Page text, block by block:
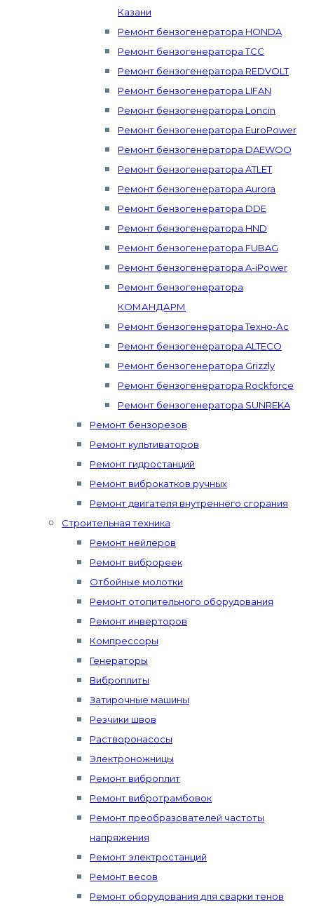
Казани
Ремонт бензогенератора HONDA
Ремонт бензогенератора ТСС
Ремонт бензогенератора REDVOLT
Ремонт бензогенератора LIFAN
Ремонт бензогенератора Loncin
Ремонт бензогенератора EuroPower
Ремонт бензогенератора DAEWOO
Ремонт бензогенератора ATLET
Ремонт бензогенератора Aurora
Ремонт бензогенератора DDE
Ремонт бензогенератора HND
Ремонт бензогенератора FUBAG
Ремонт бензогенератора A-iPower
Ремонт бензогенератора
КОМАНДАРМ
Ремонт бензогенератора Техно-Ас
Ремонт бензогенератора ALTECO
Ремонт бензогенератора Grizzly
Ремонт бензогенератора Rockforce
Ремонт бензогенератора SUNREKA
Ремонт бензорезов
Ремонт культиваторов
Ремонт гидростанций
Ремонт виброкатков ручных
Ремонт двигателя внутреннего сгорания
Строительная техника
Ремонт нейлеров
Ремонт виброреек
Отбойные молотки
Ремонт отопительного оборудования
Ремонт инверторов
Компрессоры
Генераторы
Виброплиты
Затирочные машины
Резчики швов
Растворонасосы
Электроножницы
Ремонт виброплит
Ремонт вибротрамбовок
Ремонт преобразователей частоты
напряжения
Ремонт электростанций
Ремонт весов
Ремонт оборудования для сварки тенов